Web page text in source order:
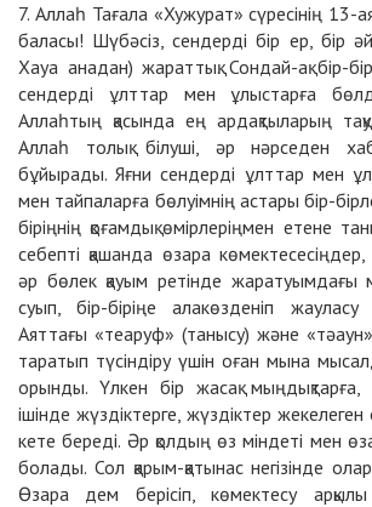
7. Аллаһ Тағала «Хужурат» сүресінің
баласы! Шүбәсіз, сендерді бір ер, бір
Хауа анадан) жараттық. Сондай-ақ бір-
сендерді ұлттар мен ұлыстарға
Аллаһтың қасында ең ардақтыларың
Аллаһ толық білуші, әр нәрседен
бұйырады. Яғни сендерді ұлттар мен
мен тайпаларға бөлуімнің астары бір-
біріңнің қоғамдық өмірлеріңмен етене
себепті қашанда өзара
әр бөлек қауым ретінде жаратуымдағы
суып, бір-біріңе алакөзденіп
Аяттағы «теаруф» (танысу) және «тәаун»
таратып түсіндіру үшін оған мына
орынды. Үлкен бір жасақ
ішінде жүздіктерге, жүздіктер жекелеген
кете береді. Әр қолдың өз міндеті мен
болады. Сол қарым-қатынас негізінде
Өзара дем берісіп, көмектесу